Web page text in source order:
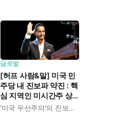
글로벌
[허프 사람&말] 미국 민
주당 내 진보파 약진 : 핵
심 지역인 미시간주 상
원 경선에서 압둘 엘사'미국 우선주의'의 진보적 해석